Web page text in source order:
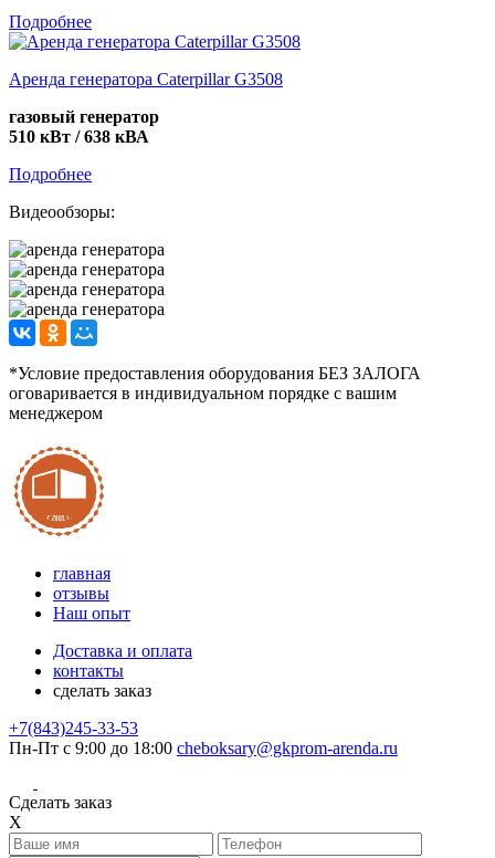
Подробнее
Аренда генератора Caterpillar G3508
газовый генератор
510 кВт / 638 кВА
Подробнее
Видеообзоры:
*Условие предоставления оборудования БЕЗ ЗАЛОГА
оговаривается в индивидуальном порядке с вашим
менеджером
главная
отзывы
Наш опыт
Доставка и оплата
контакты
сделать заказ
+7(843)245-33-53
Пн-Пт с 9:00 до 18:00 cheboksary@gkprom-arenda.ru
Сделать заказ
X